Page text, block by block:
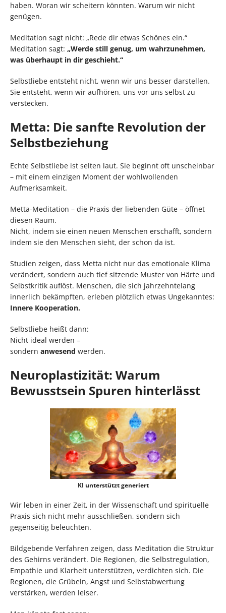
haben. Woran wir scheitern könnten. Warum wir nicht
genügen.
Meditation sagt nicht: „Rede dir etwas Schönes ein.“
Meditation sagt: „Werde still genug, um wahrzunehmen,
was überhaupt in dir geschieht.“
Selbstliebe entsteht nicht, wenn wir uns besser darstellen.
Sie entsteht, wenn wir aufhören, uns vor uns selbst zu
verstecken.
Metta: Die sanfte Revolution der
Selbstbeziehung
Echte Selbstliebe ist selten laut. Sie beginnt oft unscheinbar
– mit einem einzigen Moment der wohlwollenden
Aufmerksamkeit.
Metta-Meditation – die Praxis der liebenden Güte – öffnet
diesen Raum.
Nicht, indem sie einen neuen Menschen erschafft, sondern
indem sie den Menschen sieht, der schon da ist.
Studien zeigen, dass Metta nicht nur das emotionale Klima
verändert, sondern auch tief sitzende Muster von Härte und
Selbstkritik auflöst. Menschen, die sich jahrzehntelang
innerlich bekämpften, erleben plötzlich etwas Ungekanntes:
Innere Kooperation.
Selbstliebe heißt dann:
Nicht ideal werden –
sondern anwesend werden.
Neuroplastizität: Warum
Bewusstsein Spuren hinterlässt
KI unterstützt generiert
Wir leben in einer Zeit, in der Wissenschaft und spirituelle
Praxis sich nicht mehr ausschließen, sondern sich
gegenseitig beleuchten.
Bildgebende Verfahren zeigen, dass Meditation die Struktur
des Gehirns verändert. Die Regionen, die Selbstregulation,
Empathie und Klarheit unterstützen, verdichten sich. Die
Regionen, die Grübeln, Angst und Selbstabwertung
verstärken, werden leiser.